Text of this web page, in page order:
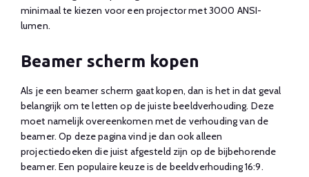
minimaal te kiezen voor een projector met 3000 ANSI-
lumen.
Beamer scherm kopen
Als je een beamer scherm gaat kopen, dan is het in dat geval
belangrijk om te letten op de juiste beeldverhouding. Deze
moet namelijk overeenkomen met de verhouding van de
beamer. Op deze pagina vind je dan ook alleen
projectiedoeken die juist afgesteld zijn op de bijbehorende
beamer. Een populaire keuze is de beeldverhouding 16:9.